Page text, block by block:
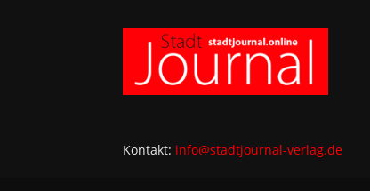
Kontakt: info@stadtjournal-verlag.de